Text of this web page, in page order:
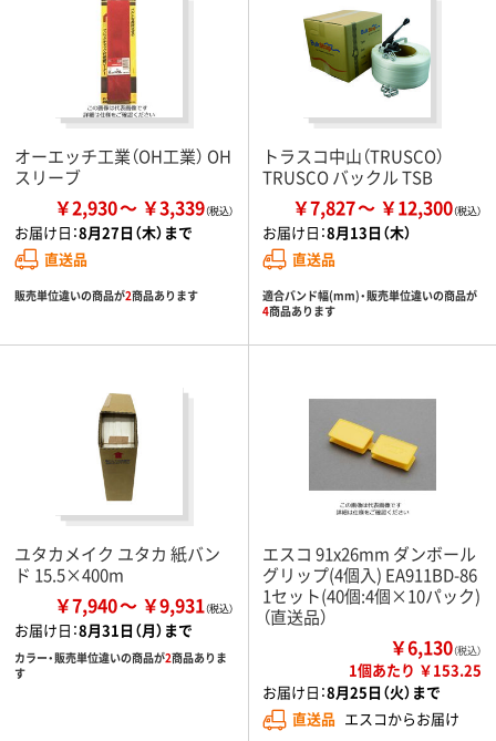
オーエッチ工業（OH工業） OH
スリーブ
￥2,930 ￥3,339
お届け日：8月27日（木）まで
直送品
販売単位違いの商品が2商品あります
トラスコ中山（TRUSCO）
TRUSCO バックル TSB
￥7,827 ￥12,300
お届け日：8月13日（木）
直送品
適合バンド幅(mm)・販売単位違いの商品が
4商品あります
ユタカメイク ユタカ 紙バン
ド 15.5×400m
￥7,940 ￥9,931
お届け日：8月31日（月）まで
カラー・販売単位違いの商品が2商品ありま
す
エスコ 91x26mm ダンボール
グリップ(4個入) EA911BD-86
1セット(40個:4個×10パック)
（直送品）
￥6,130（税込）
1個あたり ￥153.25
お届け日：8月25日（火）まで
直送品 エスコからお届け